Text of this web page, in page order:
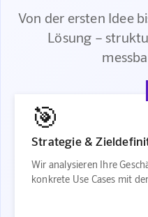
Von der ersten Idee
Lösung –
🎯
Strategie &
Wir analysieren Ihre
konkrete Use Cases mit